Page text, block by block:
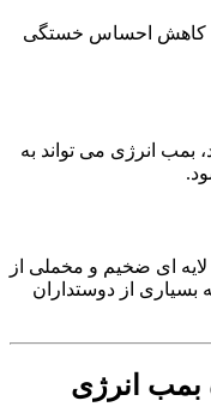
کاهش احساس خستگی
بمب انرژی می تواند به
ایجاد لایه ای ضخیم و مخملی از
از دوستداران
بمب انرژی